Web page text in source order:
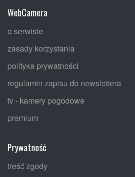
WebCamera
o serwisie
zasady korzystania
polityka prywatności
regulamin zapisu do newslettera
tv - kamery pogodowe
premium
Prywatność
treść zgody